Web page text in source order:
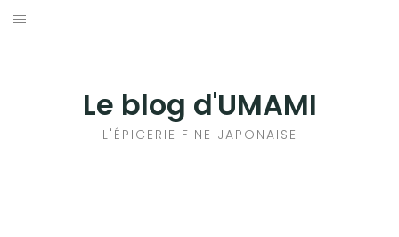
Aller
Le blog d'UMAMI
L'ÉPICERIE FINE JAPONAISE